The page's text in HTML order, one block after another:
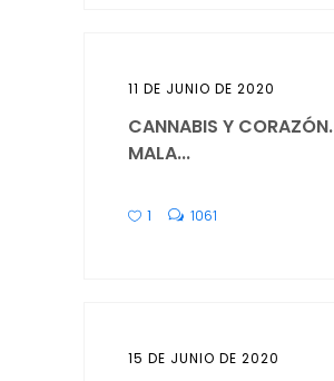
11 DE JUNIO DE 2020
CANNABIS Y CORAZÓN.
MALA...
1 1061
15 DE JUNIO DE 2020